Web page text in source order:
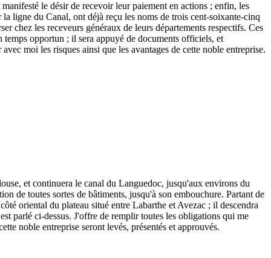
le désir de recevoir leur paiement en actions ; enfin, les
ligne du Canal, ont déjà reçu les noms de trois cent-soixante-cinq
chez les receveurs généraux de leurs départements respectifs. Ces
temps opportun ; il sera appuyé de documents officiels, et
moi les risques ainsi que les avantages de cette noble entreprise.
et continuera le canal du Languedoc, jusqu'aux environs du
de toutes sortes de bâtiments, jusqu'à son embouchure. Partant de
oriental du plateau situé entre Labarthe et Avezac ; il descendra
parlé ci-dessus. J'offre de remplir toutes les obligations qui me
noble entreprise seront levés, présentés et approuvés.